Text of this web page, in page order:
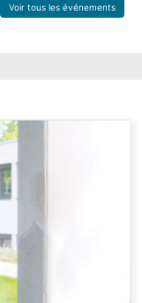
Voir tous les événements